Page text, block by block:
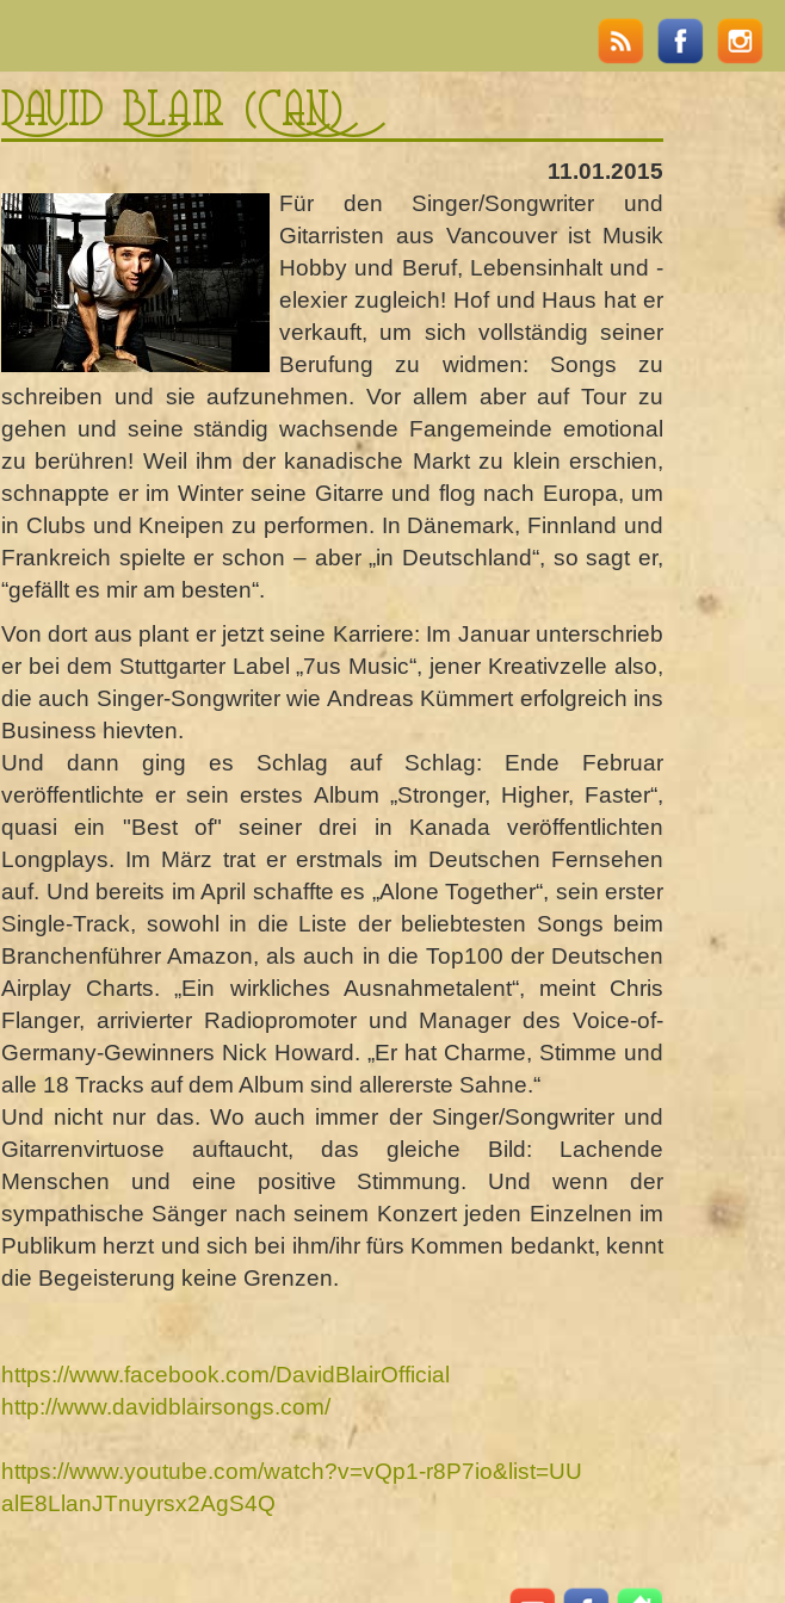
David Blair (CAN)
11.01.2015
Für den Singer/Songwriter und
Gitarristen aus Vancouver ist Musik
Hobby und Beruf, Lebensinhalt und -
elexier zugleich! Hof und Haus hat er
verkauft, um sich vollständig seiner
Berufung zu widmen: Songs zu
schreiben und sie aufzunehmen. Vor allem aber auf Tour zu
gehen und seine ständig wachsende Fangemeinde emotional
zu berühren! Weil ihm der kanadische Markt zu klein erschien,
schnappte er im Winter seine Gitarre und flog nach Europa, um
in Clubs und Kneipen zu performen. In Dänemark, Finnland und
Frankreich spielte er schon – aber „in Deutschland“, so sagt er,
“gefällt es mir am besten“.
Von dort aus plant er jetzt seine Karriere: Im Januar unterschrieb
er bei dem Stuttgarter Label „7us Music“, jener Kreativzelle also,
die auch Singer-Songwriter wie Andreas Kümmert erfolgreich ins
Business hievten.
Und dann ging es Schlag auf Schlag: Ende Februar
veröffentlichte er sein erstes Album „Stronger, Higher, Faster“,
quasi ein "Best of" seiner drei in Kanada veröffentlichten
Longplays. Im März trat er erstmals im Deutschen Fernsehen
auf. Und bereits im April schaffte es „Alone Together“, sein erster
Single-Track, sowohl in die Liste der beliebtesten Songs beim
Branchenführer Amazon, als auch in die Top100 der Deutschen
Airplay Charts. „Ein wirkliches Ausnahmetalent“, meint Chris
Flanger, arrivierter Radiopromoter und Manager des Voice-of-
Germany-Gewinners Nick Howard. „Er hat Charme, Stimme und
alle 18 Tracks auf dem Album sind allererste Sahne.“
Und nicht nur das. Wo auch immer der Singer/Songwriter und
Gitarrenvirtuose auftaucht, das gleiche Bild: Lachende
Menschen und eine positive Stimmung. Und wenn der
sympathische Sänger nach seinem Konzert jeden Einzelnen im
Publikum herzt und sich bei ihm/ihr fürs Kommen bedankt, kennt
die Begeisterung keine Grenzen.
https://www.facebook.com/DavidBlairOfficial
http://www.davidblairsongs.com/
https://www.youtube.com/watch?v=vQp1-r8P7io&list=UU
alE8LlanJTnuyrsx2AgS4Q